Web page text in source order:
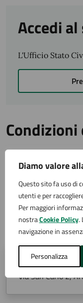
Diamo valore
Questo sito fa uso di
utenti e per
Per maggiori
nostraCookie Policy.
navigazione in
Personalizza
Accedi
L'Ufficio Stato
Per conoscere i
informazioni
Termini e
Contatti
Ufficio Stato Civile
Via San Carlo 2,